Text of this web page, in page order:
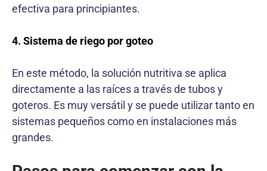
efectiva para principiantes.
4. Sistema de riego por goteo
En este método, la solución nutritiva se aplica
directamente a las raíces a través de tubos y
goteros. Es muy versátil y se puede utilizar tanto en
sistemas pequeños como en instalaciones más
grandes.